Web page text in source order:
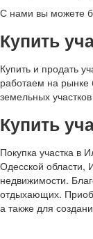
С нами вы можете
Купить
Купить и продать
работаем на рынке
земельных
Купить
Покупка участка в
Одесской области,
недвижимости.
отдыхающих.
а также для